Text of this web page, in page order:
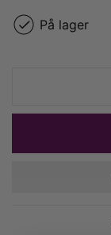
På lager